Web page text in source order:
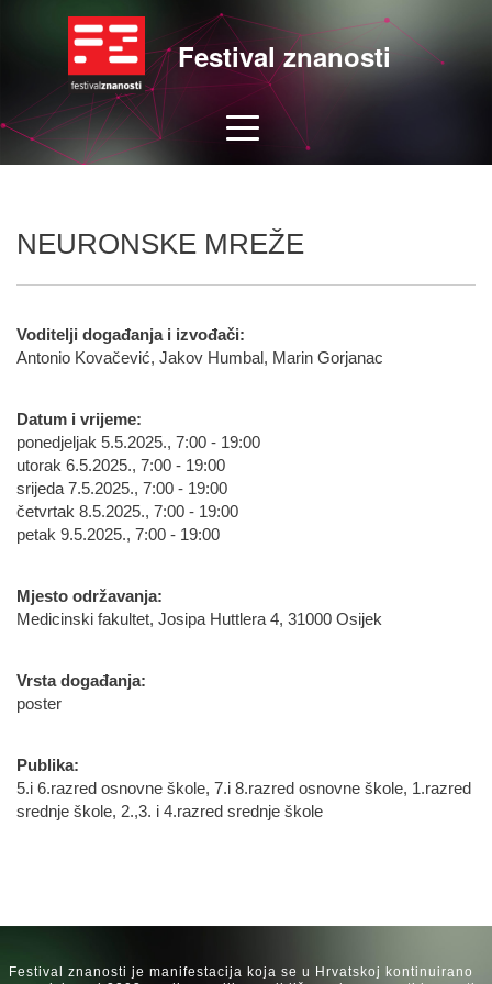
Festival znanosti
NEURONSKE MREŽE
Voditelji događanja i izvođači:
Antonio Kovačević, Jakov Humbal, Marin Gorjanac
Datum i vrijeme:
ponedjeljak 5.5.2025., 7:00 - 19:00
utorak 6.5.2025., 7:00 - 19:00
srijeda 7.5.2025., 7:00 - 19:00
četvrtak 8.5.2025., 7:00 - 19:00
petak 9.5.2025., 7:00 - 19:00
Mjesto održavanja:
Medicinski fakultet, Josipa Huttlera 4, 31000 Osijek
Vrsta događanja:
poster
Publika:
5.i 6.razred osnovne škole, 7.i 8.razred osnovne škole, 1.razred
srednje škole, 2.,3. i 4.razred srednje škole
Festival znanosti je manifestacija koja se u Hrvatskoj kontinuirano